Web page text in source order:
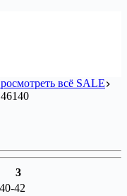
всё SALE
3
40-42